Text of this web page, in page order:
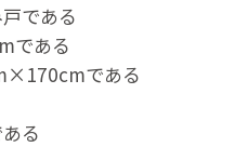
である
である
である
る